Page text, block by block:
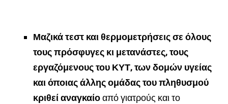
Μαζικά τεστ και θερμομετρήσεις σε όλους
τους πρόσφυγες κι μετανάστες, τους
εργαζόμενους του ΚΥΤ, των δομών υγείας
και όποιας άλλης ομάδας του πληθυσμού
κριθεί αναγκαίοαπό γιατρούς και το